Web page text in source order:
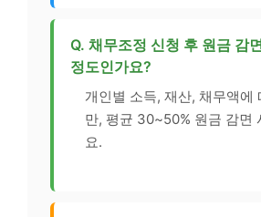
Q. 채무조정 신청 후 원금 감
정도인가요?
개인별 소득, 재산, 채무액에
만, 평균 30~50% 원금 감면
요.